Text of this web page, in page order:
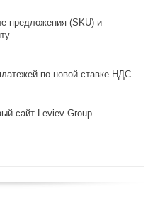
предложения (SKU) и
по новой ставке НДС
сайт Leviev Group